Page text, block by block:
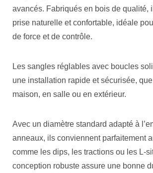
avancés. Fabriqués en bois de qualité,
prise naturelle et confortable, idéale
de force et de contrôle.
Les sangles réglables avec boucles
une installation rapide et sécurisée,
maison, en salle ou en extérieur.
Avec un diamètre standard adapté à
anneaux, ils conviennent parfaitement
comme les dips, les tractions ou les L-
conception robuste assure une bonne